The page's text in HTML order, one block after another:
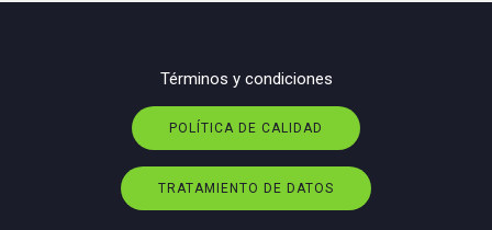
Términos y condiciones
POLÍTICA DE CALIDAD
TRATAMIENTO DE DATOS